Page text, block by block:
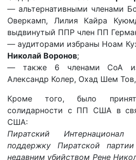
— альтернативными членами
Оверкамп, Лилия Кайра
выдвинутый ППР член ПП
— аудиторами избраны Ноам
Николай Воронов;
— также 6 членами CoA
Александр Колер, Охад Шем
Кроме того, было
солидарности с ПП США в
США:
Пиратский
поддержку Пиратской
недавним убийством Рене